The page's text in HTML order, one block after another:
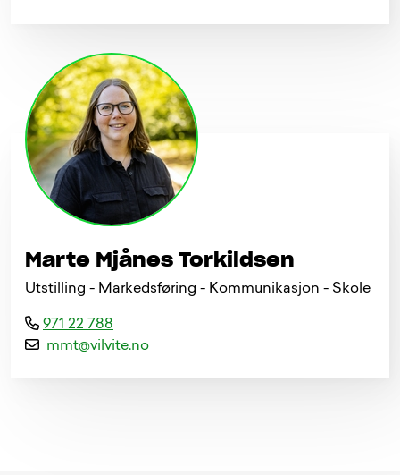
Marte Mjånes Torkildsen
Utstilling - Markedsføring - Kommunikasjon - Skole
971 22 788
o
n
.
e
t
i
v
i
v
@
t
m
m